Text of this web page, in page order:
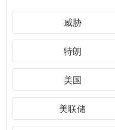
威胁
特朗
美国
美联储